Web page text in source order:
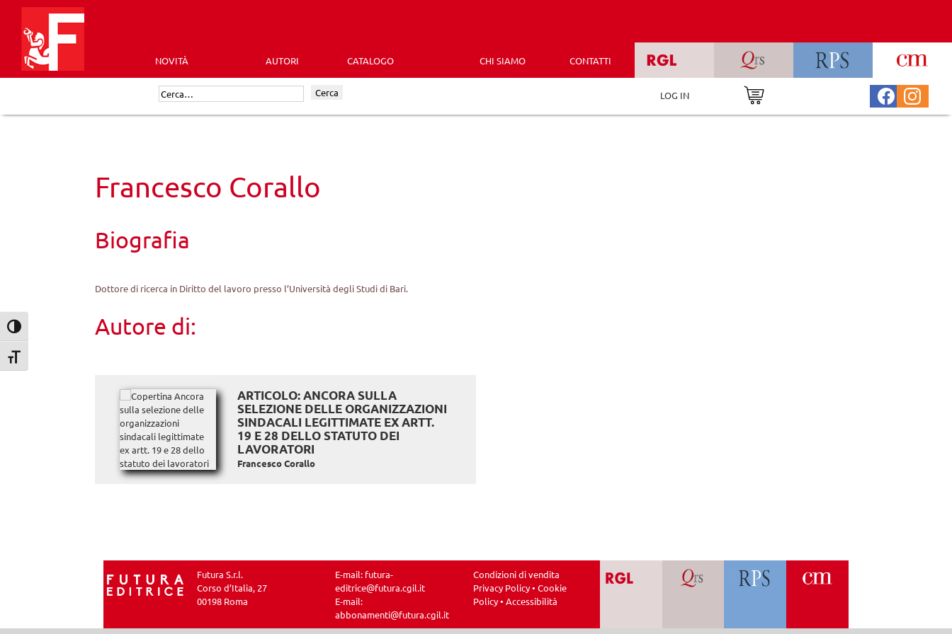
Attiva/disattiva alto contrasto
Attiva/disattiva dimensione testo
content
Futura
Editrice
NOVITÀ AUTORI CATALOGO CHI SIAMO CONTATTI
Cerca: Cerca LOG IN
Francesco Corallo
Biografia
Dottore di ricerca in Diritto del lavoro presso l’Università degli Studi di Bari.
Autore di:
ARTICOLO: ANCORA SULLA
SELEZIONE DELLE ORGANIZZAZIONI
SINDACALI LEGITTIMATE EX ARTT.
19 E 28 DELLO STATUTO DEI
LAVORATORI
Francesco Corallo
Futura S.r.l.
Corso d’Italia, 27
00198 Roma
E-mail: futura-
editrice@futura.cgil.it
E-mail:
abbonamenti@futura.cgil.it
Condizioni di vendita
Privacy Policy• Cookie
Policy• Accessibilità